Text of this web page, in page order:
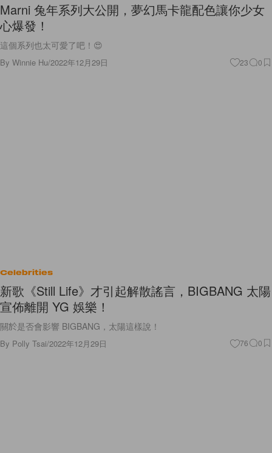
Marni 兔年系列大公開，夢幻馬卡龍配色讓你少女
心爆發！
這個系列也太可愛了吧！😍
By Winnie Hu/2022年12月29日 23 0
Celebrities
新歌《Still Life》才引起解散謠言，BIGBANG 太陽
宣佈離開 YG 娛樂！
關於是否會影響 BIGBANG，太陽這樣說！
By Polly Tsai/2022年12月29日 76 0